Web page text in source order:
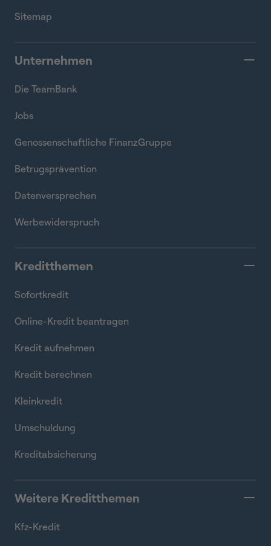
Sitemap
Unternehmen
Die TeamBank
Jobs
Genossenschaftliche FinanzGruppe
Betrugsprävention
Datenversprechen
Werbewiderspruch
Kreditthemen
Sofortkredit
Online-Kredit beantragen
Kredit aufnehmen
Kredit berechnen
Kleinkredit
Umschuldung
Kreditabsicherung
Weitere Kreditthemen
Kfz-Kredit